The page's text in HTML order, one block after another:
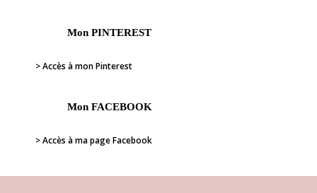
Mon PINTEREST
> Accès à mon Pinterest
Mon FACEBOOK
> Accès à ma page Facebook